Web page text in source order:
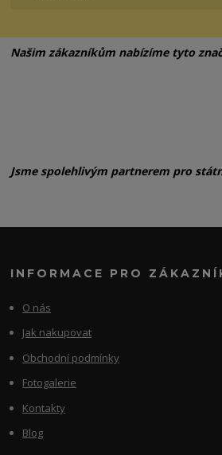
Našim zákazníkům nabízíme tyto
Jsme spolehlivým partnerem pro
INFORMACE PRO
O nás
Jak nakupovat
Obchodní podmínky
Fotogalerie
Kontakty
Blog